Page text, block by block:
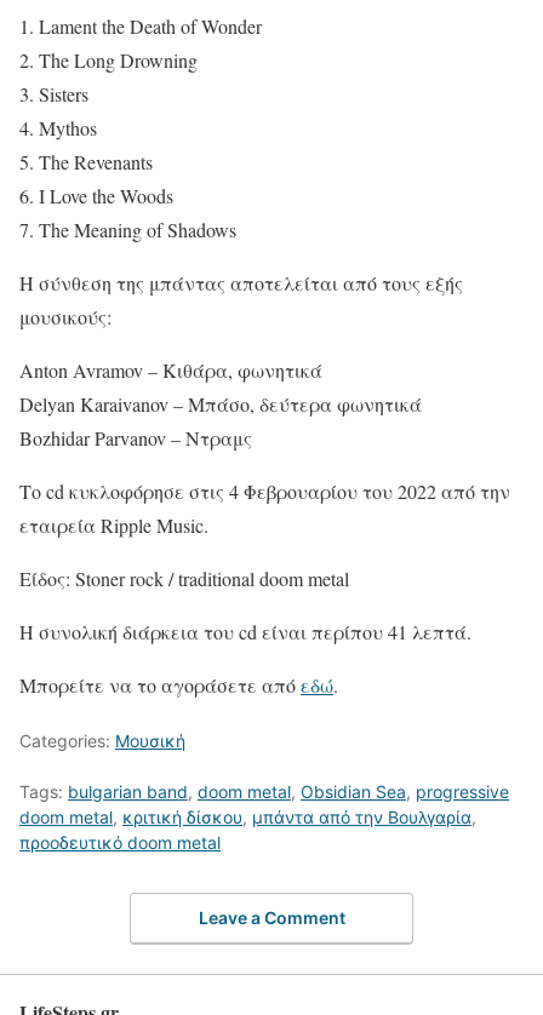
1. Lament the Death of Wonder
2. The Long Drowning
3. Sisters
4. Mythos
5. The Revenants
6. I Love the Woods
7. The Meaning of Shadows
Η σύνθεση της μπάντας αποτελείται από τους εξής
μουσικούς:
Anton Avramov – Κιθάρα, φωνητικά
Delyan Karaivanov – Μπάσο, δεύτερα φωνητικά
Bozhidar Parvanov – Ντραμς
Το cd κυκλοφόρησε στις 4 Φεβρουαρίου του 2022 από την
εταιρεία Ripple Music.
Είδος: Stoner rock / traditional doom metal
Η συνολική διάρκεια του cd είναι περίπου 41 λεπτά.
Μπορείτε να το αγοράσετε απόεδώ.
Categories: Μουσική
Tags: bulgarian band, doom metal, Obsidian Sea, progressive
doom metal, κριτική δίσκου, μπάντα από την Βουλγαρία,
προοδευτικό doom metal
Leave a Comment